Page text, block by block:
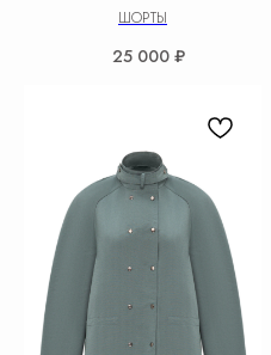
ШОРТЫ
25 000 ₽